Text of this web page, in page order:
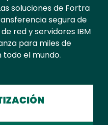
soluciones de Fortra
segura de
red y servidores IBM
para miles de
todo el mundo.